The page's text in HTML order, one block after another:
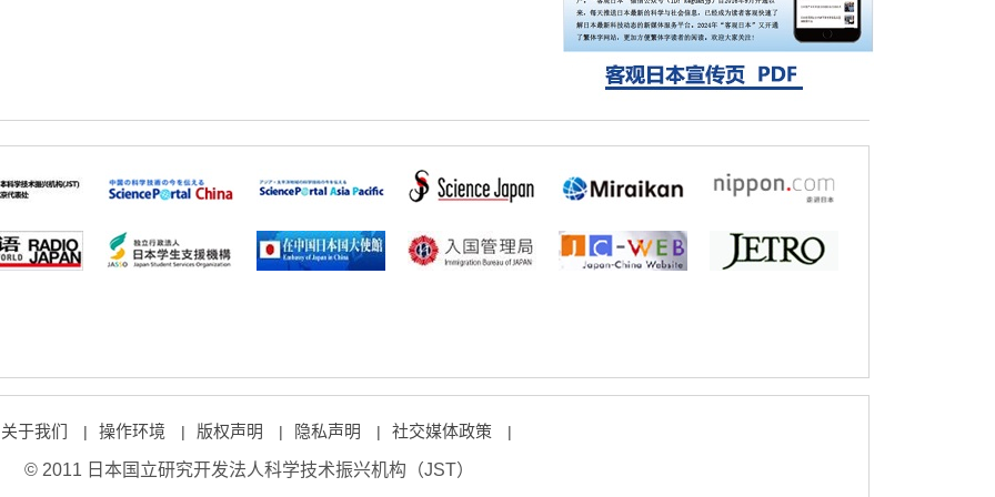
科学研究
藤田医科大学等成功鉴定出非结核分枝杆菌
生存的必需基因，首次揭示该基因的必要性
因菌株而异
关于我们 | 操作环境 | 版权声明 | 隐私声明 | 社交媒体政策 |
© 2011 日本国立研究开发法人科学技术振兴机构（JST）